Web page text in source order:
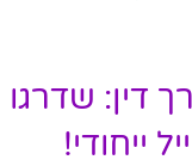
דין: שדרגו
ייחודי!